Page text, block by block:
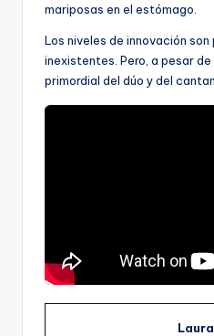
mariposas en el estómago.
Los niveles de innovación
inexistentes. Pero, a pesar
primordial del dúo y del